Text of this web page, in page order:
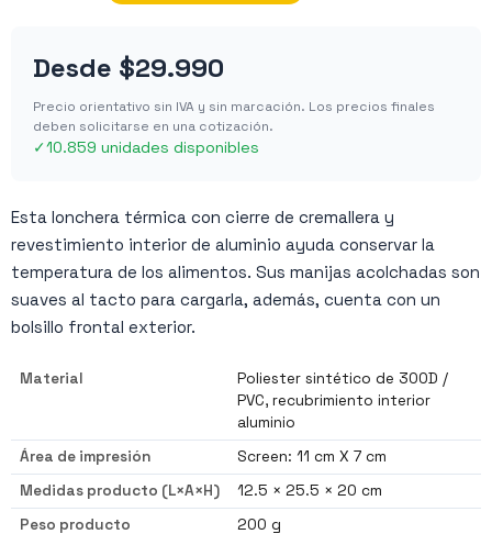
Desde $29.990
Precio orientativo sin IVA y sin marcación. Los precios finales
deben solicitarse en una cotización.
✓10.859 unidades disponibles
Esta lonchera térmica con cierre de cremallera y
revestimiento interior de aluminio ayuda conservar la
temperatura de los alimentos. Sus manijas acolchadas son
suaves al tacto para cargarla, además, cuenta con un
bolsillo frontal exterior.
Material
Poliester sintético de 300D /
PVC, recubrimiento interior
aluminio
Área de impresión
Screen: 11 cm X 7 cm
Medidas producto (L×A×H)
12.5 × 25.5 × 20 cm
Peso producto
200 g